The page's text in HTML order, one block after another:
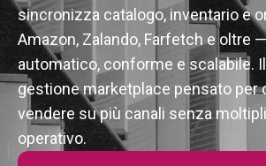
sincronizza catalogo, inventario e
Amazon, Zalando, Farfetch e oltre
automatico, conforme e scalabile.
gestione marketplace pensato per
vendere su più canali senza
operativo.